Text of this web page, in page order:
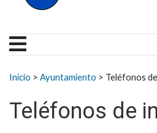
Buscar:
Inicio > Ayuntamiento > Teléfonos
Teléfonos de